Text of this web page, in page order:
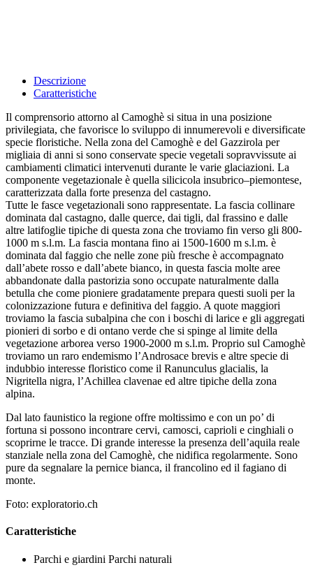
Descrizione
Caratteristiche
Il comprensorio attorno al Camoghè si situa in una posizione
privilegiata, che favorisce lo sviluppo di innumerevoli e diversificate
specie floristiche. Nella zona del Camoghè e del Gazzirola per
migliaia di anni si sono conservate specie vegetali sopravvissute ai
cambiamenti climatici intervenuti durante le varie glaciazioni. La
componente vegetazionale è quella silicicola insubrico–piemontese,
caratterizzata dalla forte presenza del castagno.
Tutte le fasce vegetazionali sono rappresentate. La fascia collinare
dominata dal castagno, dalle querce, dai tigli, dal frassino e dalle
altre latifoglie tipiche di questa zona che troviamo fin verso gli 800-
1000 m s.l.m. La fascia montana fino ai 1500-1600 m s.l.m. è
dominata dal faggio che nelle zone più fresche è accompagnato
dall’abete rosso e dall’abete bianco, in questa fascia molte aree
abbandonate dalla pastorizia sono occupate naturalmente dalla
betulla che come pioniere gradatamente prepara questi suoli per la
colonizzazione futura e definitiva del faggio. A quote maggiori
troviamo la fascia subalpina che con i boschi di larice e gli aggregati
pionieri di sorbo e di ontano verde che si spinge al limite della
vegetazione arborea verso 1900-2000 m s.l.m. Proprio sul Camoghè
troviamo un raro endemismo l’Androsace brevis e altre specie di
indubbio interesse floristico come il Ranunculus glacialis, la
Nigritella nigra, l’Achillea clavenae ed altre tipiche della zona
alpina.
Dal lato faunistico la regione offre moltissimo e con un po’ di
fortuna si possono incontrare cervi, camosci, caprioli e cinghiali o
scoprirne le tracce. Di grande interesse la presenza dell’aquila reale
stanziale nella zona del Camoghè, che nidifica regolarmente. Sono
pure da segnalare la pernice bianca, il francolino ed il fagiano di
monte.
Foto: exploratorio.ch
Caratteristiche
Parchi e giardini Parchi naturali